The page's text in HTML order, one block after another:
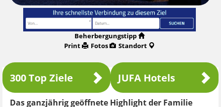
Beherbergungstipp
Print
Fotos Standort
300 Top Ziele JUFA Hotels
Das ganzjährig geöffnete Highlight der Familie